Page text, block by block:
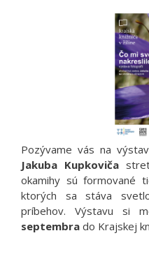
Pozývame vás na
Jakuba Kupkoviča
okamihy sú formované
ktorých sa stáva
príbehov. Výstavu si
septembra do Krajskej